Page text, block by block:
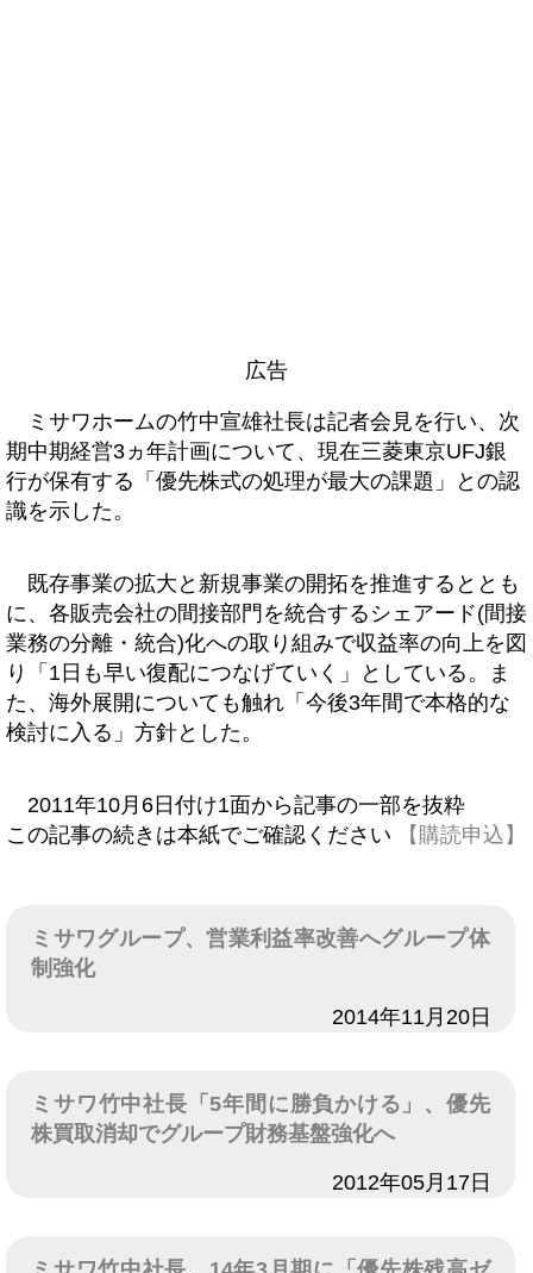
広告
ミサワホームの竹中宣雄社長は記者会見を行い、次
期中期経営3ヵ年計画について、現在三菱東京UFJ銀
行が保有する「優先株式の処理が最大の課題」との認
識を示した。
既存事業の拡大と新規事業の開拓を推進するととも
に、各販売会社の間接部門を統合するシェアード(間接
業務の分離・統合)化への取り組みで収益率の向上を図
り「1日も早い復配につなげていく」としている。ま
た、海外展開についても触れ「今後3年間で本格的な
検討に入る」方針とした。
2011年10月6日付け1面から記事の一部を抜粋
この記事の続きは本紙でご確認ください
【購読申込】
ミサワグループ、営業利益率改善へグループ体
制強化
2014年11月20日
ミサワ竹中社長「5年間に勝負かける」、優先
株買取消却でグループ財務基盤強化へ
2012年05月17日